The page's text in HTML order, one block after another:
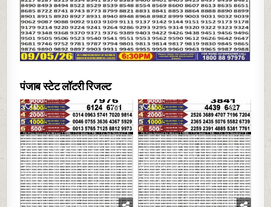
पंजाब स्टेट लॉटरी रिजल्ट
0 13 0 25